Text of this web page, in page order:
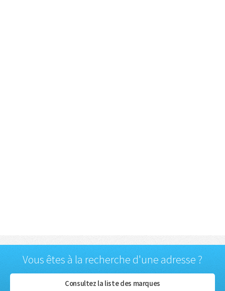
Vous êtes à la recherche d'une adresse ?
Consultez la liste des marques